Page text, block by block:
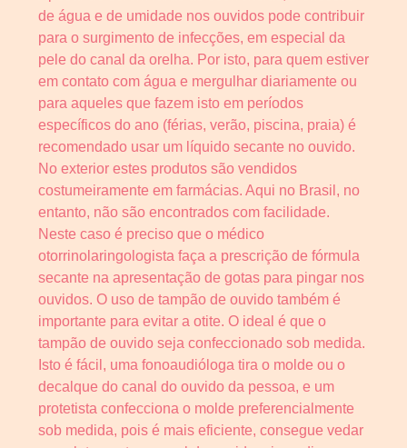
de água e de umidade nos ouvidos pode contribuir
para o surgimento de infecções, em especial da
pele do canal da orelha. Por isto, para quem estiver
em contato com água e mergulhar diariamente ou
para aqueles que fazem isto em períodos
específicos do ano (férias, verão, piscina, praia) é
recomendado usar um líquido secante no ouvido.
No exterior estes produtos são vendidos
costumeiramente em farmácias. Aqui no Brasil, no
entanto, não são encontrados com facilidade.
Neste caso é preciso que o médico
otorrinolaringologista faça a prescrição de fórmula
secante na apresentação de gotas para pingar nos
ouvidos. O uso de tampão de ouvido também é
importante para evitar a otite. O ideal é que o
tampão de ouvido seja confeccionado sob medida.
Isto é fácil, uma fonoaudióloga tira o molde ou o
decalque do canal do ouvido da pessoa, e um
protetista confecciona o molde preferencialmente
sob medida, pois é mais eficiente, consegue vedar